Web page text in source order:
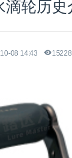
滴轮历史
08 14:43 15228